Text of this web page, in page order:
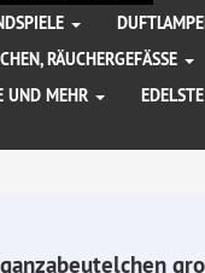
RÄUCHERGEFÄSSE
UND MEHR